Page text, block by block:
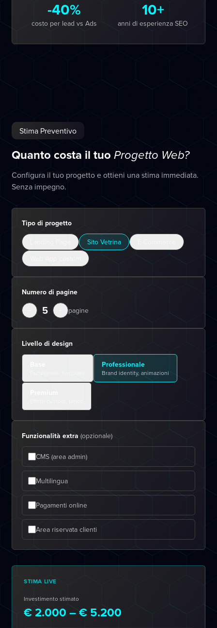
-40%
costo per lead vs Ads
10+
anni di esperienza SEO
Stima Preventivo
Quanto costa il tuo Progetto Web?
Configura il tuo progetto e ottieni una stima immediata.
Senza impegno.
Tipo di progetto
Sito Vetrina
Web App custom
Numero di pagine
5 pagine
Livello di design
Funzionale, template
Professionale
Brand identity, animazioni
Funzionalità extra (opzionale)
CMS (area admin)
Multilingua
Pagamenti online
Area riservata clienti
STIMA LIVE
Investimento stimato
€ 2.000 – € 5.200